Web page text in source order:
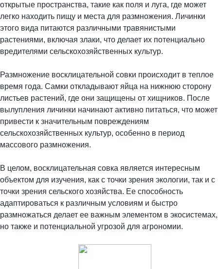
открытые пространства, такие как поля и луга, где может
легко находить пищу и места для размножения. Личинки
этого вида питаются различными травянистыми
растениями, включая злаки, что делает их потенциально
вредителями сельскохозяйственных культур.
Размножение восклицательной совки происходит в теплое
время года. Самки откладывают яйца на нижнюю сторону
листьев растений, где они защищены от хищников. После
вылупления личинки начинают активно питаться, что может
привести к значительным повреждениям
сельскохозяйственных культур, особенно в период
массового размножения.
В целом, восклицательная совка является интересным
объектом для изучения, как с точки зрения экологии, так и с
точки зрения сельского хозяйства. Ее способность
адаптироваться к различным условиям и быстро
размножаться делает ее важным элементом в экосистемах,
но также и потенциальной угрозой для агрономии.